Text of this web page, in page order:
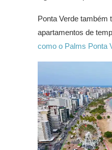
Ponta Verde também
apartamentos de
como o Palms Ponta